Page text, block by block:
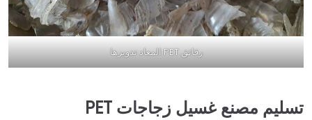
رقائق PET المعاد تدويرها
تسليم مصنع غسيل زجاجات PET